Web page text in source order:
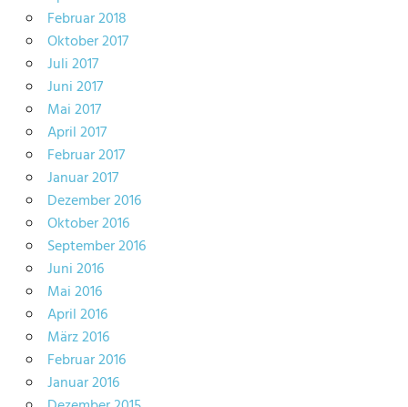
Februar 2018
Oktober 2017
Juli 2017
Juni 2017
Mai 2017
April 2017
Februar 2017
Januar 2017
Dezember 2016
Oktober 2016
September 2016
Juni 2016
Mai 2016
April 2016
März 2016
Februar 2016
Januar 2016